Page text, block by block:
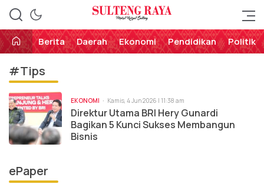
Sulteng Raya
Perekat Rakyat Sulteng
Berita
Daerah Ekonomi Pendidikan Politik
#Tips
EKONOMI Kamis, 4 Jun 2026 | 11:38 am
Direktur Utama BRI Hery Gunardi
Bagikan 5 Kunci Sukses Membangun
Bisnis
ePaper